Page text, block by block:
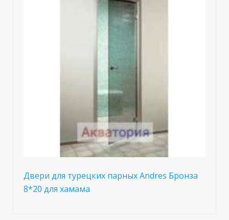
Двери для турецких парных Andres Бронза
8*20 для хамама